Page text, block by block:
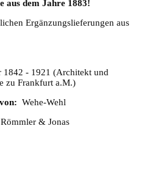
aus dem Jahre 1883!
Ergänzungslieferungen aus
1842 - 1921 (Architekt und
zu Frankfurt a.M.)
Wehe-Wehl
Römmler & Jonas